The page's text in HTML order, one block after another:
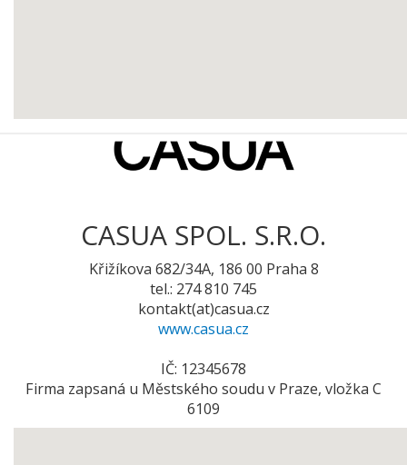
CASUA SPOL. S.R.O.
Křižíkova 682/34A, 186 00 Praha 8
tel.: 274 810 745
kontakt(at)casua.cz
www.casua.cz
IČ: 12345678
Firma zapsaná u Městského soudu v Praze, vložka C
6109